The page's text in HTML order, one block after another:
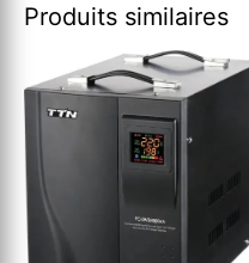
Produits similaires